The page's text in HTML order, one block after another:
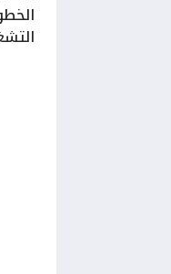
التشغيلية